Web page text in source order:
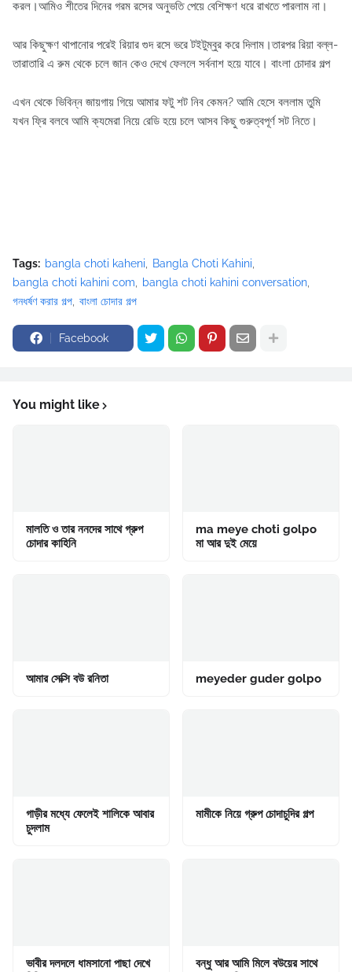
করল।আমিও শীতের দিনের গরম রসের অনুভতি পেয়ে বেশিক্ষণ ধরে রাখতে পারলাম না।
আর কিছুক্ষণ থাপানোর পরেই রিয়ার গুদ রসে ভরে টইটুম্বুর করে দিলাম।তারপর রিয়া বল্ল-
তারাতারি এ রুম থেকে চলে জান কেও দেখে ফেললে সর্বনাশ হয়ে যাবে। বাংলা চোদার গল্প
এখন থেকে ভিবিন্ন জায়গায় গিয়ে আমার ফটু শট নিব কেমন? আমি হেসে বললাম তুমি
যখন ফ্রি বলবে আমি ক্যমেরা নিয়ে রেডি হয়ে চলে আসব কিছু গুরুত্বপূর্ণ সট নিতে।
Tags: bangla choti kaheni
Bangla Choti Kahini
bangla choti kahini com
bangla choti kahini conversation
গনধর্ষণ করার গল্প বাংলা চোদার গল্প
Facebook
You might like
মালতি ও তার ননদের সাথে গ্রুপ
চোদার কাহিনি
ma meye choti golpo
মা আর দুই মেয়ে
আমার সেক্সি বউ রনিতা meyeder guder golpo
গাড়ীর মধ্যে ফেলেই শালিকে আবার
চুদলাম
মামীকে নিয়ে গ্রুপ চোদাচুদির গল্প
ভাবীর দলদলে ধামসানো পাছা দেখে
বন্ধু আর আমি মিলে বউয়ের সাথে